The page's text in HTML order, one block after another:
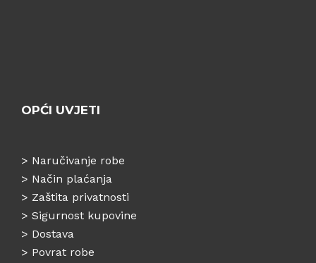
OPĆI UVJETI
> Naručivanje robe
> Način plaćanja
> Zaštita privatnosti
> Sigurnost kupovine
> Dostava
> Povrat robe